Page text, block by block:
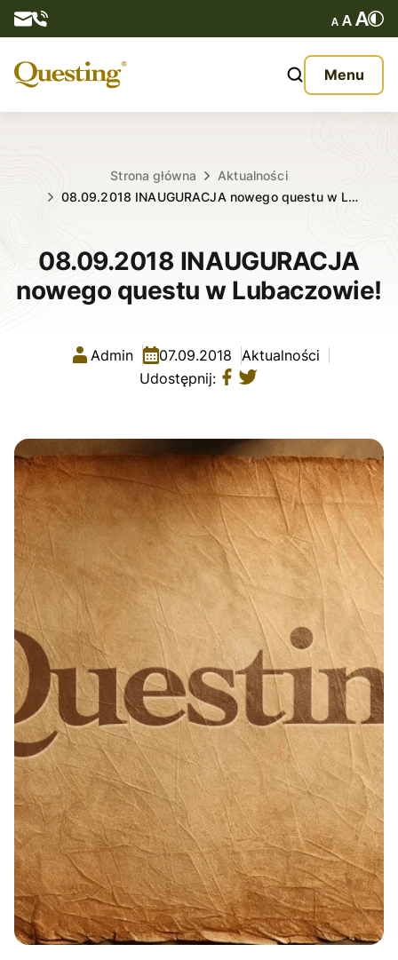
Menu
O nas
Kontakt
Strona główna
Aktualności
08.09.2018 INAUGURACJA nowego questu w L…
08.09.2018 INAUGURACJA
nowego questu w Lubaczowie!
Admin 07.09.2018 Aktualności
Udostępnij: